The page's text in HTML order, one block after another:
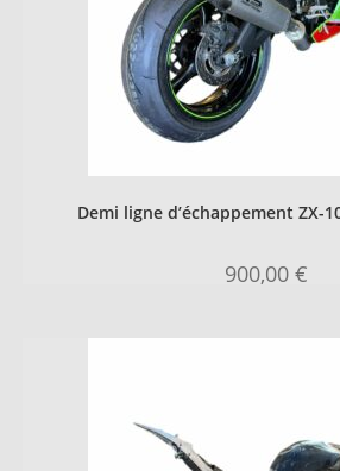
Demi ligne d’échappement ZX-
900,00 €